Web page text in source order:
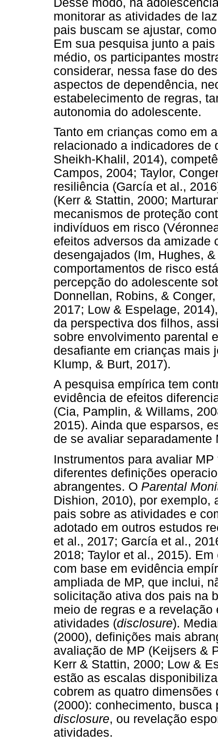
Desse modo, na
monitorar as atividades de
pais buscam se ajustar,
Em sua pesquisa junto a
médio, os participantes
considerar, nessa fase do
aspectos de dependência,
estabelecimento de regras,
autonomia do adolescente.
Tanto em crianças como em
relacionado a indicadores de
Sheikh-Khalil, 2014),
Campos, 2004; Taylor,
resiliência (García et al.,
(Kerr & Stattin, 2000;
mecanismos de proteção
indivíduos em risco
efeitos adversos da amizade
desengajados (Im, Hughes,
comportamentos de risco
percepção do adolescente
Donnellan, Robins, &
2017; Low & Espelage,
da perspectiva dos filhos,
sobre envolvimento parental
desafiante em crianças mais
Klump, & Burt, 2017).
A pesquisa empírica tem
evidência de efeitos
(Cia, Pamplin, & Willams,
2015). Ainda que esparsos,
de se avaliar
Instrumentos para avaliar
diferentes definições
abrangentes. O Parental
Dishion, 2010), por exemplo,
pais sobre as atividades e
adotado em outros estudos
et al., 2017; García et al.,
2018; Taylor et al., 2015).
com base em evidência
ampliada de MP, que inclui,
solicitação ativa dos pais na
meio de regras e a
atividades (disclosure).
(2000), definições mais
avaliação de MP (Keijsers &
Kerr & Stattin, 2000; Low &
estão as escalas
cobrem as quatro
(2000): conhecimento,
disclosure, ou revelação
atividades.